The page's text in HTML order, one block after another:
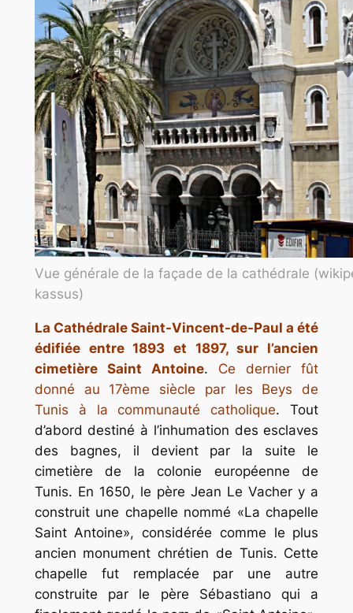
Vue générale de la façade de la cathédrale
kassus)
La Cathédrale Saint-Vincent-de-Paul a été
édifiée entre 1893 et 1897, sur l’ancien
cimetière Saint Antoine. Ce dernier fût
donné au 17ème siècle par les Beys de
Tunis à la communauté catholique. Tout
d’abord destiné à l’inhumation des esclaves
des bagnes, il devient par la suite le
cimetière de la colonie européenne de
Tunis. En 1650, le père Jean Le Vacher y a
construit une chapelle nommé «La chapelle
Saint Antoine», considérée comme le plus
ancien monument chrétien de Tunis. Cette
chapelle fut remplacée par une autre
construite par le père Sébastiano qui a